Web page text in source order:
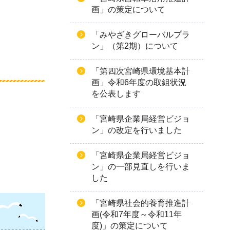
画」の策定について
「みやざきグローバルプラ
ン」（第2期）について
「第四次宮崎県環境基本計
画」令和6年度の取組状況
を公表します
「宮崎県企業局経営ビジョ
ン」の改定を行いました
「宮崎県企業局経営ビジョ
ン」の一部見直しを行いま
した
「宮崎県社会的養育推進計
画(令和7年度～令和11年
度)」の策定について